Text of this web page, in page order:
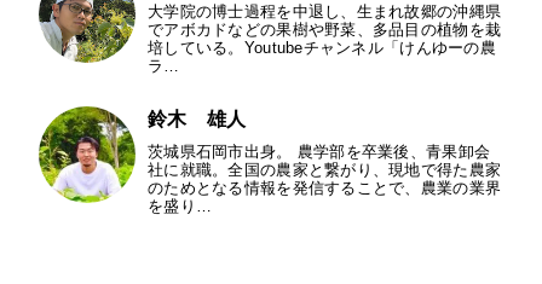
大学院の博士過程を中退し、生まれ故郷の沖縄県
でアボカドなどの果樹や野菜、多品目の植物を栽
培している。Youtubeチャンネル「けんゆーの農
ラ…
鈴木 雄人
茨城県石岡市出身。 農学部を卒業後、青果卸会
社に就職。全国の農家と繋がり、現地で得た農家
のためとなる情報を発信することで、農業の業界
を盛り…